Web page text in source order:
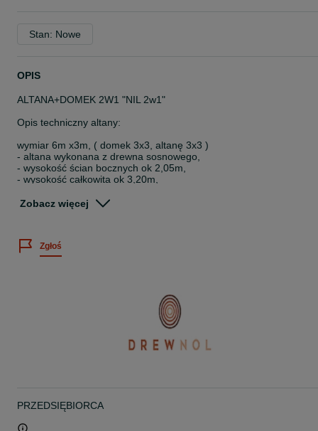
Stan: Nowe
OPIS
ALTANA+DOMEK 2W1 "NIL 2w1"
Opis techniczny altany:
wymiar 6m x3m, ( domek 3x3, altanę 3x3 )
- altana wykonana z drewna sosnowego,
- wysokość ścian bocznych ok 2,05m,
- wysokość całkowita ok 3,20m,
- kompletny produkt (bez podłogi)
- dach pokryty gontem bitumicznym
- słupy nośne 12 cm x 12 cm
- montaż płatny dodatkowo
Zobacz więcej
Zgłoś
PRZEDSIĘBIORCA